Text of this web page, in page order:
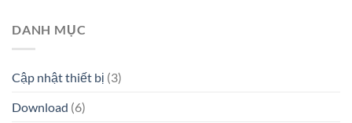
DANH MỤC
Cập nhật thiết bị (3)
Download (6)